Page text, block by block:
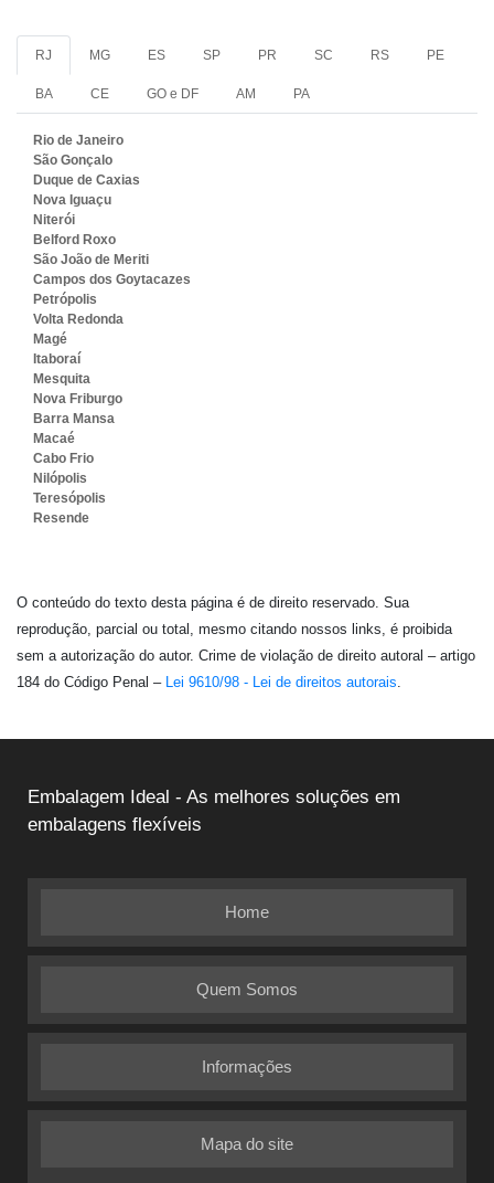
RJ MG ES SP PR SC RS PE
BA CE GO e DF AM PA
Rio de Janeiro
São Gonçalo
Duque de Caxias
Nova Iguaçu
Niterói
Belford Roxo
São João de Meriti
Campos dos Goytacazes
Petrópolis
Volta Redonda
Magé
Itaboraí
Mesquita
Nova Friburgo
Barra Mansa
Macaé
Cabo Frio
Nilópolis
Teresópolis
Resende
O conteúdo do texto desta página é de direito reservado. Sua
reprodução, parcial ou total, mesmo citando nossos links, é proibida
sem a autorização do autor. Crime de violação de direito autoral – artigo
184 do Código Penal –
Lei 9610/98 - Lei de direitos autorais
Embalagem Ideal - As melhores soluções em
embalagens flexíveis
Home
Quem Somos
Informações
Mapa do site